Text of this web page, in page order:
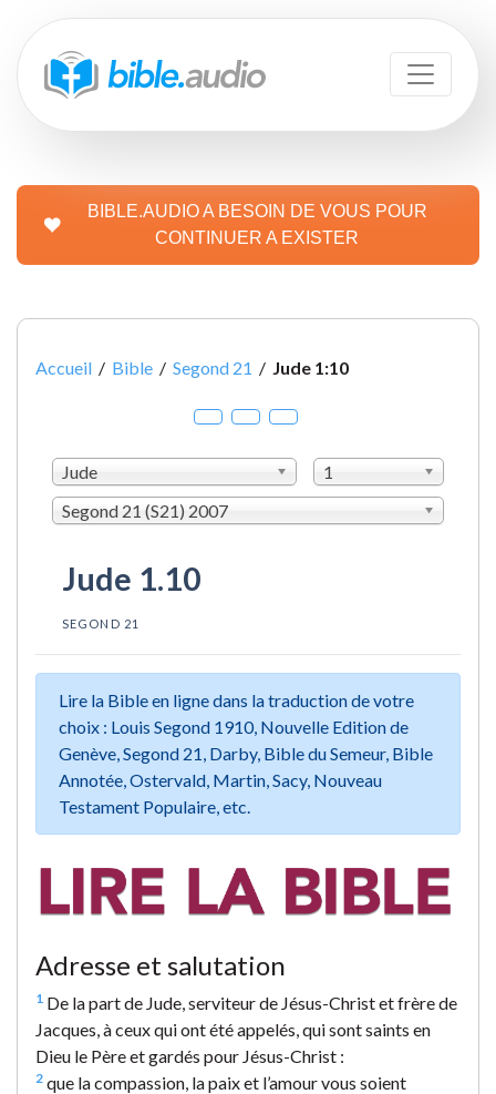
BIBLE.AUDIO A BESOIN DE VOUS POUR
CONTINUER A EXISTER
Accueil / Bible / Segond 21 / Jude 1:10
Jude
1
Segond 21 (S21) 2007
Jude 1.10
SEGOND 21
Lire la Bible en ligne dans la traduction de votre
choix : Louis Segond 1910, Nouvelle Edition de
Genève, Segond 21, Darby, Bible du Semeur, Bible
Annotée, Ostervald, Martin, Sacy, Nouveau
Testament Populaire, etc.
Adresse et salutation
1 De la part de Jude, serviteur de Jésus-Christ et frère de
Jacques, à ceux qui ont été appelés, qui sont saints en
Dieu le Père et gardés pour Jésus-Christ :
2 que la compassion, la paix et l’amour vous soient